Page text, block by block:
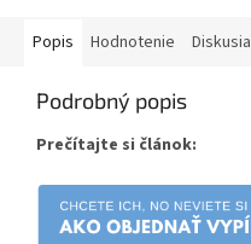
Popis Hodnotenie Diskusia
Podrobný popis
Prečítajte si článok: